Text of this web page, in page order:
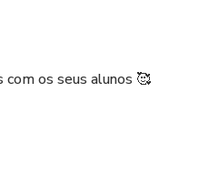
os seus alunos 🥰